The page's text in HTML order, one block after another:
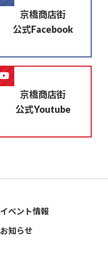
京橋商店街
公式Facebook
京橋商店街
公式Youtube
イベント情報
お知らせ